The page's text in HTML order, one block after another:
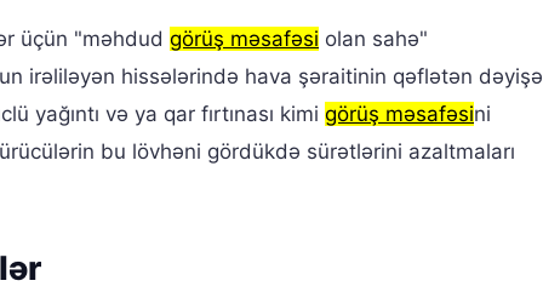
üçün "məhdud görüş məsafəsi olan sahə"
irəliləyən hissələrində hava şəraitinin qəflətən dəyişə
yağıntı və ya qar fırtınası kimi görüş məsafəsini
bu lövhəni gördükdə sürətlərini azaltmaları